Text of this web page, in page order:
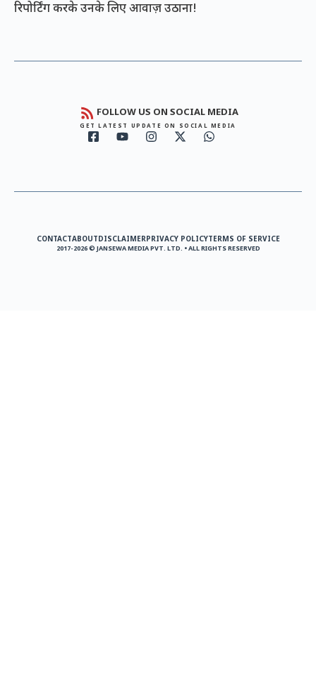
रिपोर्टिंग करके उनके लिए आवाज़ उठाना!
FOLLOW US ON SOCIAL MEDIA
GET LATEST UPDATE ON SOCIAL MEDIA
CONTACTABOUTDISCLAIMERPRIVACY POLICYTERMS OF SERVICE
2017-2026 © JANSEWA MEDIA PVT. LTD. • ALL RIGHTS RESERVED